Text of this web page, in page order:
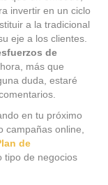
invertir en un ciclo
a la tradicional
eje a los clientes.
de
más que
duda, estaré
en tu próximo
campañas online,
de
tipo de negocios